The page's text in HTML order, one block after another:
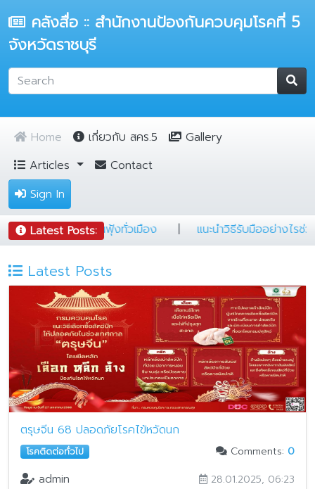
คลังสื่อ :: สำนักงานป้องกันควบคุมโรคที่ 5
จังหวัดราชบุรี
Home เกี่ยวกับ สคร.5
Gallery
Articles
Contact
Sign In
Latest Posts:
คมป์ต้องรู้|5 ข้อ ป้องกันฝุ่นฟุ้งทั่วเมือง|แนะนำวิธีรั
Latest Posts
ตรุษจีน 68 ปลอดภัยโรคไข้หวัดนก
โรคติดต่อทั่วไป Comments: 0
admin 28.01.2025, 06:23